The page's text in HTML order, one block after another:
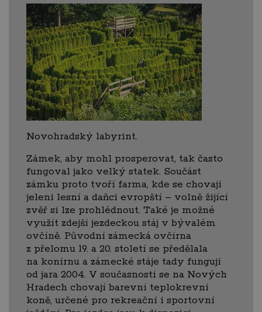
Novohradský labyrint.
Zámek, aby mohl prosperovat, tak často
fungoval jako velký statek. Součást
zámku proto tvoří farma, kde se chovají
jeleni lesní a daňci evropští – volně žijící
zvěř si lze prohlédnout. Také je možné
využít zdejší jezdeckou stáj v bývalém
ovčíně. Původní zámecká ovčírna
z přelomu 19. a 20. století se předělala
na konírnu a zámecké stáje tady fungují
od jara 2004. V současnosti se na Nových
Hradech chovají barevní teplokrevní
koně, určené pro rekreační i sportovní